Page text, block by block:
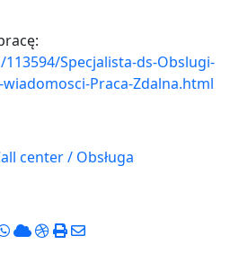
Specjalista-ds-Obslugi-
Praca-Zdalna.html
center / Obsługa
Whatsapp
CloudStumbleUpon
PrintShare